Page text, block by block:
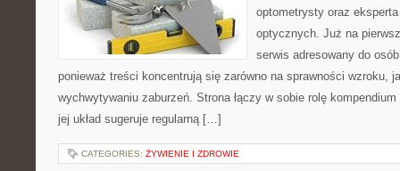
optometrysty oraz
optycznych. Już na
serwis adresowany do
ponieważ treści koncentrują się zarówno na sprawności wzroku,
wychwytywaniu zaburzeń. Strona łączy w sobie rolę
jej układ sugeruje regularną […]
CATEGORIES: ŻYWIENIE I ZDROWIE